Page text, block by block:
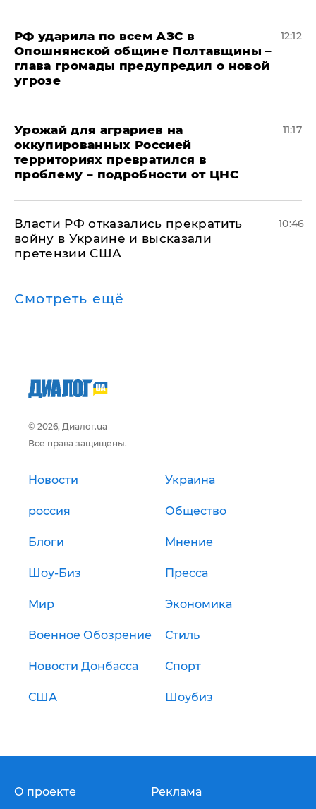
РФ ударила по всем АЗС в
Опошнянской общине Полтавщины –
глава громады предупредил о новой
угрозе
12:12
Урожай для аграриев на
оккупированных Россией
территориях превратился в
проблему – подробности от ЦНС
11:17
Власти РФ отказались прекратить
войну в Украине и высказали
претензии США
10:46
Смотреть ещё
© 2026, Диалог.ua
Все права защищены.
Новости Украина
россия Общество
Блоги Мнение
Шоу-Биз Пресса
Мир Экономика
Военное Обозрение Стиль
Новости Донбасса Спорт
США Шоубиз
О проекте Реклама